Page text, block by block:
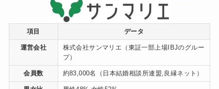
項目 データ
運営会社
株式会社サンマリエ（東証一部上場IBJのグルー
プ）
会員数 約83,000名（日本結婚相談所連盟,良縁ネット）